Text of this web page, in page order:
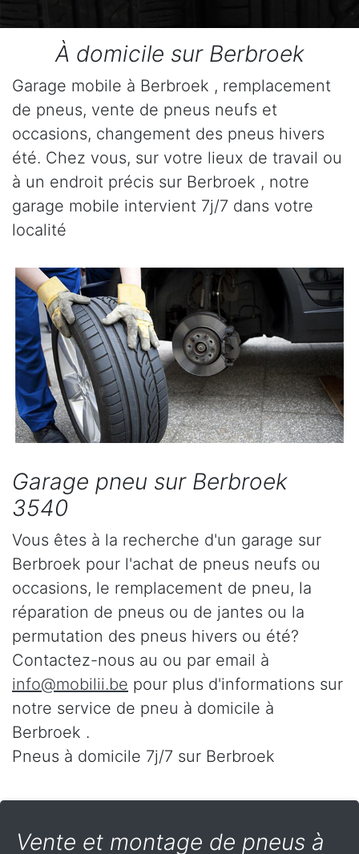
À domicile sur Berbroek
Garage mobile à Berbroek , remplacement
de pneus, vente de pneus neufs et
occasions, changement des pneus hivers
été. Chez vous, sur votre lieux de travail ou
à un endroit précis sur Berbroek , notre
garage mobile intervient 7j/7 dans votre
localité
Garage pneu sur Berbroek
3540
Vous êtes à la recherche d'un garage sur
Berbroek pour l'achat de pneus neufs ou
occasions, le remplacement de pneu, la
réparation de pneus ou de jantes ou la
permutation des pneus hivers ou été?
Contactez-nous au ou par email à
info@mobilii.be pour plus d'informations sur
notre service de pneu à domicile à
Berbroek .
Pneus à domicile 7j/7 sur Berbroek
Vente et montage de pneus à